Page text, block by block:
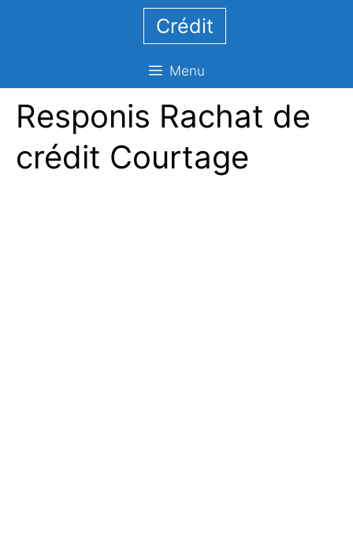
Crédit
Menu
Responis Rachat de
crédit Courtage